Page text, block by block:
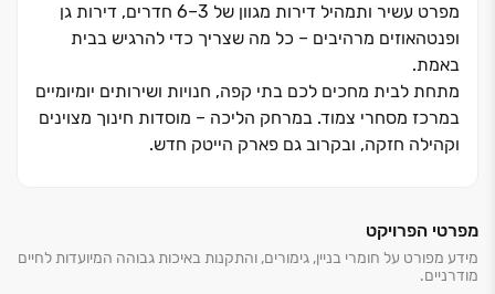
מפרט עשיר ותמהיל דירות מגוון של ‏3‏–‏6 חדרים, דירות גן
ופנטהאוזים מרהיבים ‏– כל מה שצריך כדי להרגיש בבית
באמת.
מתחת לבית מחכים לכם בתי קפה, חנויות ושירותים יומיומיים
במרכז מסחרי צמוד. במרחק הליכה ‏– מוסדות חינוך מצוינים
וקהילה חזקה, ובקרוב גם פארק הייטק חדש.
סביוני גבעת שמואל Exclusive
כשאיכות חיים, קהילה ולייף סטייל נפגשים במקום הנכון.
מפרטי הפרויקט
מידע מפורט על חומרי בניין, גימורים, והתקנות באיכות גבוהה המיועדות לחיים
מודרניים.